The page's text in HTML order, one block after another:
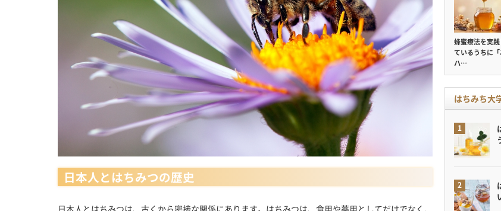
日本人とはちみつの歴史
蜂蜜療法を実
ているうちに
ハ…
はちみち大